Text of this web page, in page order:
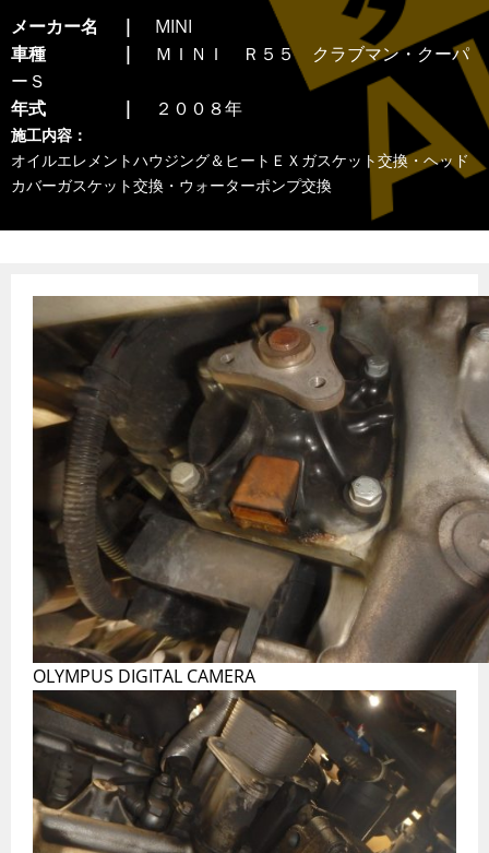
メーカー名
MINI
車種
ＭＩＮＩ Ｒ５５ クラブマン・クーパ
ーＳ
年式
２００８年
施工内容：
オイルエレメントハウジング＆ヒートＥＸガスケット交換・ヘッド
カバーガスケット交換・ウォーターポンプ交換
OLYMPUS DIGITAL CAMERA